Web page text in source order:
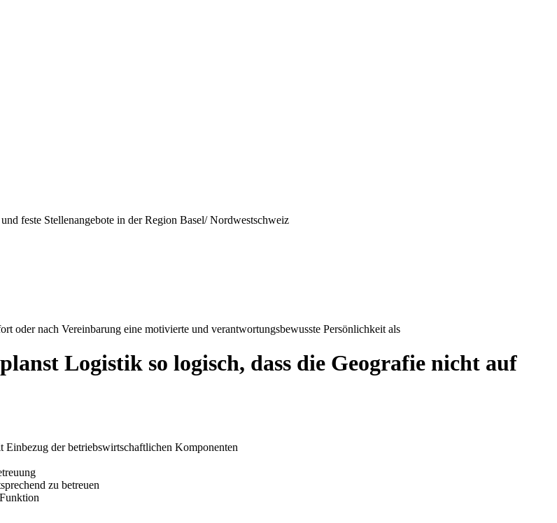
oder nach Vereinbarung eine motivierte und verantwortungsbewusste Persönlichkeit als
Logistik so logisch, dass die Geografie nicht auf
Einbezug der betriebswirtschaftlichen Komponenten
zu betreuen